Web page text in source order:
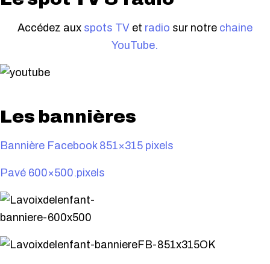
Accédez aux spots TV et radio sur notre chaine
YouTube.
Les bannières
Bannière Facebook 851×315 pixels
Pavé 600×500.pixels